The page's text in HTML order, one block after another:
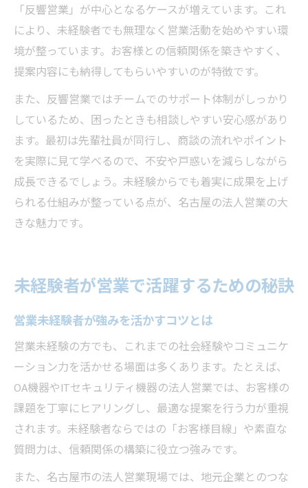
「反響営業」が中心となるケースが増えています。これ
により、未経験者でも無理なく営業活動を始めやすい環
境が整っています。お客様との信頼関係を築きやすく、
提案内容にも納得してもらいやすいのが特徴です。
また、反響営業ではチームでのサポート体制がしっかり
しているため、困ったときも相談しやすい安心感があり
ます。最初は先輩社員が同行し、商談の流れやポイント
を実際に見て学べるので、不安や戸惑いを減らしながら
成長できるでしょう。未経験からでも着実に成果を上げ
られる仕組みが整っている点が、名古屋の法人営業の大
きな魅力です。
未経験者が営業で活躍するための秘訣
営業未経験者が強みを活かすコツとは
営業未経験の方でも、これまでの社会経験やコミュニケ
ーション力を活かせる場面は多くあります。たとえば、
OA機器やITセキュリティ機器の法人営業では、お客様の
課題を丁寧にヒアリングし、最適な提案を行う力が重視
されます。未経験者ならではの「お客様目線」や素直な
質問力は、信頼関係の構築に役立つ強みです。
また、名古屋市の法人営業現場では、地元企業とのつな